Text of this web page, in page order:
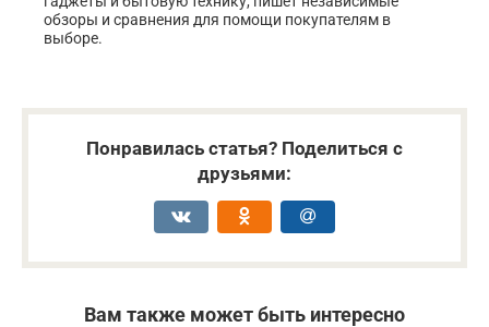
обзоры и сравнения для помощи покупателям в
выборе.
Понравилась статья? Поделиться с
друзьями:
Вам также может быть интересно